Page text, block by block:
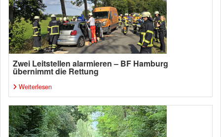
Zwei Leitstellen alarmieren – BF Hamburg
übernimmt die Rettung
Weiterlesen